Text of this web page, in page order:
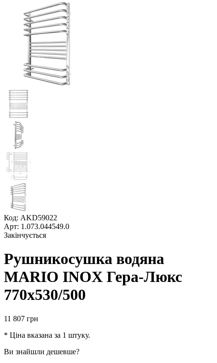
Код: AKD59022
Арт: 1.073.044549.0
Закінчується
Рушникосушка водяна
MARIO INOX Гера-Люкс
770х530/500
11 807 грн
* Ціна вказана за 1 штуку.
Ви знайшли дешевше?